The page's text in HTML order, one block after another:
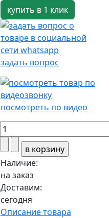
купить в 1 клик
задать вопрос
посмотреть по видео
Наличие:
на заказ
Доставим:
сегодня
Описание товара